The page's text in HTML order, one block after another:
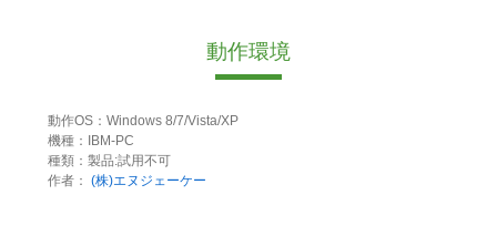
動作環境
動作OS：Windows 8/7/Vista/XP
機種：IBM-PC
種類：製品:試用不可
作者： (株)エヌジェーケー